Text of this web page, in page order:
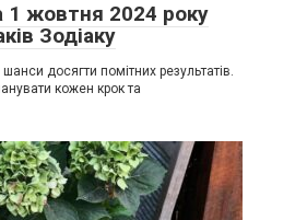
1 жовтня 2024 року
Зодіаку
досягти помітних результатів.
кожен крок та